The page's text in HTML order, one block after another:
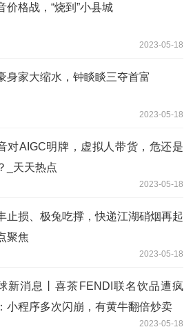
价格战，“烧到”小县城
2023-05-18
身家大缩水，钟睒睒三夺首富
2023-05-18
对AIGC明牌，虚拟人带货，危还是
_天天热点
2023-05-18
止损、极兔吃撑，快递江湖硝烟再起
聚焦
2023-05-18
新消息丨喜茶FENDI联名饮品遭疯
小程序多次闪崩，有黄牛翻倍炒卖
2023-05-18